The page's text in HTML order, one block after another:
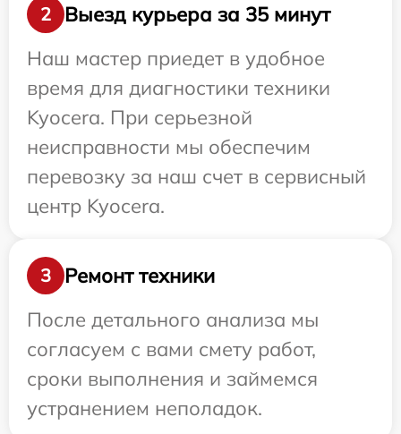
2
Выезд курьера за 35 минут
Наш мастер приедет в удобное
время для диагностики техники
Kyocera. При серьезной
неисправности мы обеспечим
перевозку за наш счет в сервисный
центр Kyocera.
3
Ремонт техники
После детального анализа мы
согласуем с вами смету работ,
сроки выполнения и займемся
устранением неполадок.